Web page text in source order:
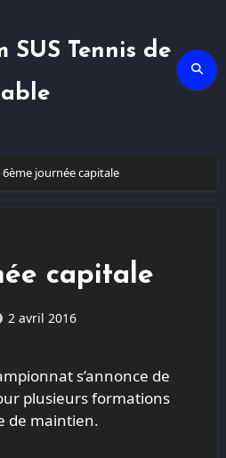
SUS Tennis de
6ème journée capitale
capitale
2 avril 2016
plusieurs formations
de maintien.